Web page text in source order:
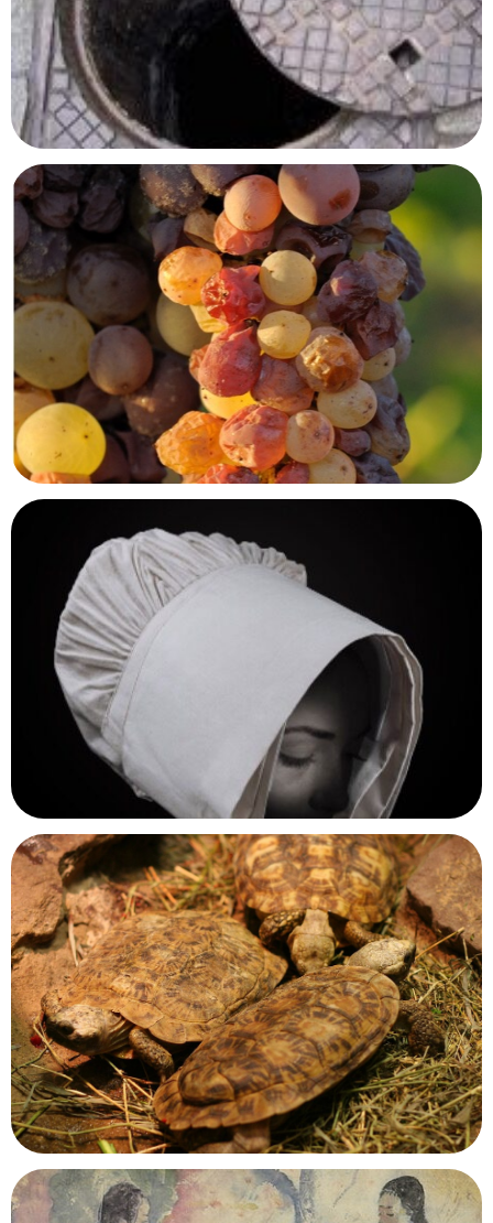
Maison Impressionniste – Claude Monet
Argenteuil, Val d'Oise
Musée des égouts
Bruxelles, Belgique
Château de Monbazillac
Monbazillac, Dordogne
Musée d'Art et d'Histoire de Granville
Granville, Manche